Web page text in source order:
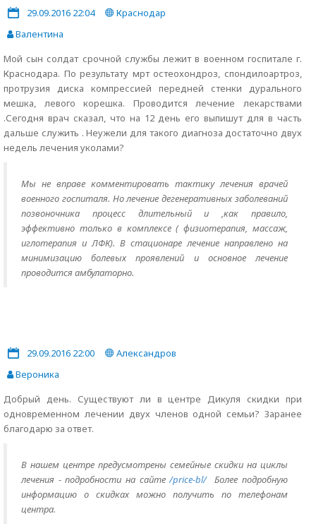
29.09.2016 22:04
Краснодар
Валентина
Мой сын солдат срочной службы лежит в военном госпитале г.
Краснодара. По результату мрт остеохондроз, спондилоартроз,
протрузия диска компрессией передней стенки дурального
мешка, левого корешка. Проводится лечение лекарствами
.Сегодня врач сказал, что на 12 день его выпишут для в часть
дальше служить . Неужели для такого диагноза достаточно двух
недель лечения уколами?
Мы не вправе комментировать тактику лечения врачей
военного госпиталя. Но лечение дегенеративных заболеваний
позвоночника процесс длительный и ,как правило,
эффективно только в комплексе ( физиотерапия, массаж,
иглотерапия и ЛФК). В стационаре лечение направлено на
минимизацию болевых проявлений и основное лечение
проводится амбулаторно.
29.09.2016 22:00
Александров
Вероника
Добрый день. Существуют ли в центре Дикуля скидки при
одновременном лечении двух членов одной семьи? Заранее
благодарю за ответ.
В нашем центре предусмотрены семейные скидки на циклы
лечения - подробности на сайте/price-bl/Более подробную
информацию о скидках можно получить по телефонам
центра.